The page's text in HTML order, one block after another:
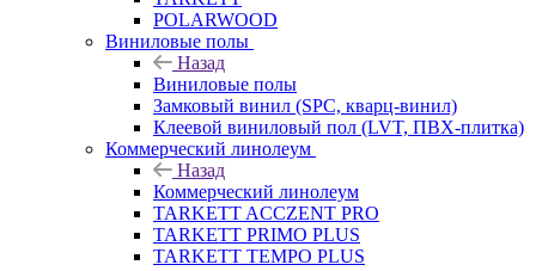
POLARWOOD
Виниловые полы
Назад
Виниловые полы
Замковый винил (SPC, кварц-винил)
Клеевой виниловый пол (LVT, ПВХ-плитка)
Коммерческий линолеум
Назад
Коммерческий линолеум
TARKETT ACCZENT PRO
TARKETT PRIMO PLUS
TARKETT TEMPO PLUS